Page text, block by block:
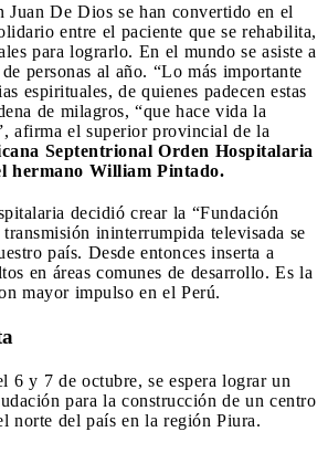
Juan De Dios se han convertido en el
entre el paciente que se rehabilita,
para lograrlo. En el mundo se asiste a
personas al año. “Lo más importante
espirituales, de quienes padecen estas
de milagros, “que hace vida la
afirma el superior provincial de la
Septentrional Orden Hospitalaria
hermano William Pintado.
decidió crear la “Fundación
ininterrumpida televisada se
país. Desde entonces inserta a
en áreas comunes de desarrollo. Es la
mayor impulso en el Perú.
6 y 7 de octubre, se espera lograr un
para la construcción de un centro
norte del país en la región Piura.